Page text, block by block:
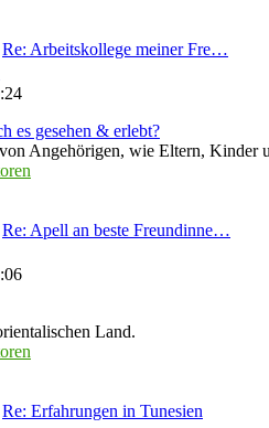
Re: Arbeitskollege meiner Fre…
Beitrag
es gesehen & erlebt?
Angehörigen, wie Eltern,
Re: Apell an beste Freundinne…
Land.
Re: Erfahrungen in Tunesien